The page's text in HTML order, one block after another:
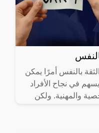
بالنفس أمرًا يمكن
في نجاح الأفراد
والمهنية. ولكن